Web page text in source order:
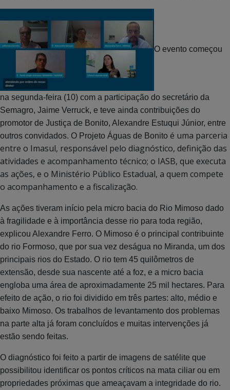
O evento começou
na segunda-feira (10) com a participação do secretário da
Semagro, Jaime Verruck, e teve ainda contribuições do
promotor de Justiça de Bonito, Alexandre Estuqui Júnior, entre
outros convidados. O Projeto Águas de Bonito é uma parceria
entre o Imasul, responsável pelo diagnóstico, definição das
atividades e acompanhamento técnico; o IASB, que executa
as ações, e o Ministério Público Estadual, a quem compete
o acompanhamento e a fiscalização.
As ações tiveram início pela micro bacia do Rio Mimoso dado
à fragilidade e à importância desse rio para toda região,
explicou Alexandre Ferro. O Mimoso é o principal contribuinte
do rio Formoso, que por sua vez deságua no Miranda, um dos
principais rios do Estado. O rio tem 45 quilômetros de
extensão, desde sua nascente até a foz, e a micro bacia
engloba uma área de aproximadamente 25 mil hectares. Para
efeito de ação, o rio foi dividido em três partes: alto, médio e
baixo Mimoso. Os trabalhos de levantamento dos problemas
na parte alta já foram concluídos e muitas intervenções já
estão sendo feitas.
O diagnóstico foi feito a partir de imagens de satélite que
possibilitou identificar os pontos críticos na mata ciliar ou em
propriedades próximas que ameaçavam a integridade do rio.